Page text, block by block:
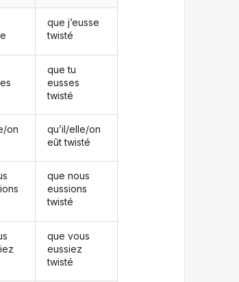
on
que j’eusse
twisté
que tu
eusses
twisté
qu’il/elle/on
eût twisté
que nous
eussions
twisté
que vous
eussiez
twisté